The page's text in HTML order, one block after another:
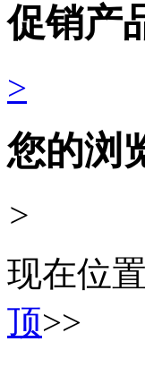
促销产
>
您的浏
>
现在位置
顶>>